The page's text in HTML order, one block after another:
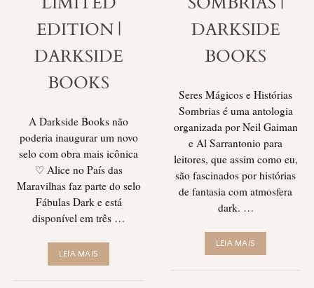
EDITION |
DARKSIDE
BOOKS
A Darkside Books não
poderia inaugurar um novo
selo com obra mais icônica
♡ Alice no País das
Maravilhas faz parte do selo
Fábulas Dark e está
disponível em três …
LEIA MAIS
DARKSIDE
BOOKS
Seres Mágicos e Histórias
Sombrias é uma antologia
organizada por Neil Gaiman
e Al Sarrantonio para
leitores, que assim como eu,
são fascinados por histórias
de fantasia com atmosfera
dark. …
LEIA MAIS